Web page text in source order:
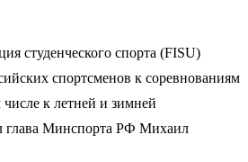
студенческого спорта (FISU)
спортсменов к соревнованиям
к летней и зимней
глава Минспорта РФ Михаил